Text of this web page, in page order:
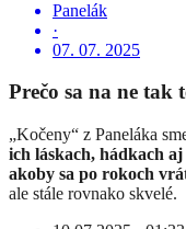
Panelák
·
07. 07. 2025
Prečo sa na ne tak
„Kočeny“ z Paneláka
ich láskach, hádkach
akoby sa po rokoch
ale stále rovnako skvelé.